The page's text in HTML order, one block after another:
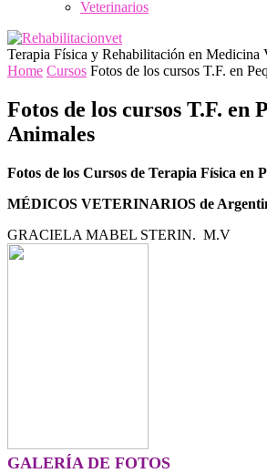
Veterinarios
Terapia Física y Rehabilitación en Medicina
Home Cursos Fotos de los cursos T.F. en
Fotos de los cursos T.F. en
Animales
Fotos de los Cursos de Terapia Física en
MÉDICOS VETERINARIOS de
GRACIELA MABEL STERIN. M.V
GALERÍA DE FOTOS